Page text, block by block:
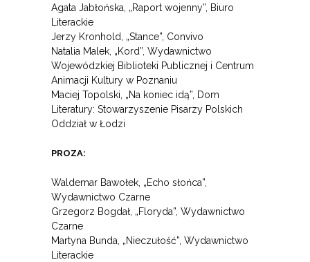
Agata Jabłońska, „Raport wojenny”, Biuro
Literackie
Jerzy Kronhold, „Stance”, Convivo
Natalia Malek, „Kord”, Wydawnictwo
Wojewódzkiej Biblioteki Publicznej i Centrum
Animacji Kultury w Poznaniu
Maciej Topolski, „Na koniec idą”, Dom
Literatury: Stowarzyszenie Pisarzy Polskich
Oddział w Łodzi
PROZA:
Waldemar Bawołek, „Echo słońca”,
Wydawnictwo Czarne
Grzegorz Bogdał, „Floryda”, Wydawnictwo
Czarne
Martyna Bunda, „Nieczułość”, Wydawnictwo
Literackie